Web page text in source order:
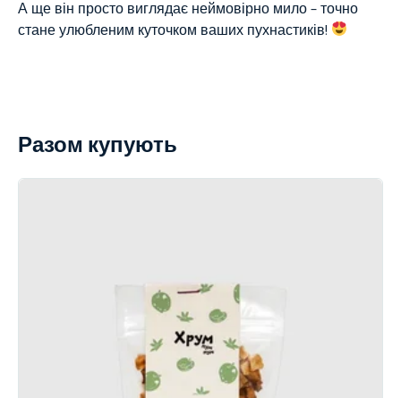
А ще він просто виглядає неймовірно мило – точно
стане улюбленим куточком ваших пухнастиків!
Разом купують